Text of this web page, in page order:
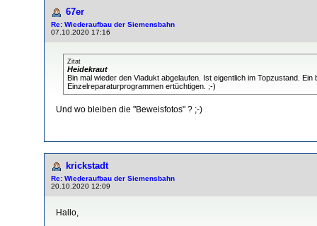
67er
Re: Wiederaufbau der Siemensbahn
07.10.2020 17:16
Zitat
Heidekraut
Bin mal wieder den Viadukt abgelaufen. Ist eigentlich im Topzustand.
Einzelreparaturprogrammen ertüchtigen. ;-)
Und wo bleiben die "Beweisfotos" ? ;-)
krickstadt
Re: Wiederaufbau der Siemensbahn
20.10.2020 12:09
Hallo,